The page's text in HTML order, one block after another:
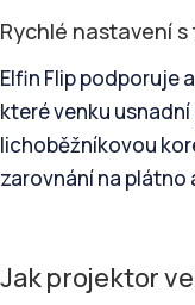
Rychlé nastavení
Elfin Flip podporuje
které venku
lichoběžníkovou
zarovnání na plátno
Jak projektor